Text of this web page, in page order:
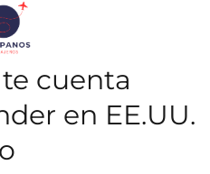
cuenta
en EE.UU.